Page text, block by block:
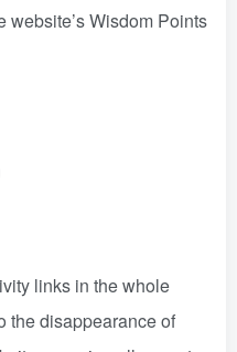
website’s Wisdom Points
links in the whole
the disappearance of